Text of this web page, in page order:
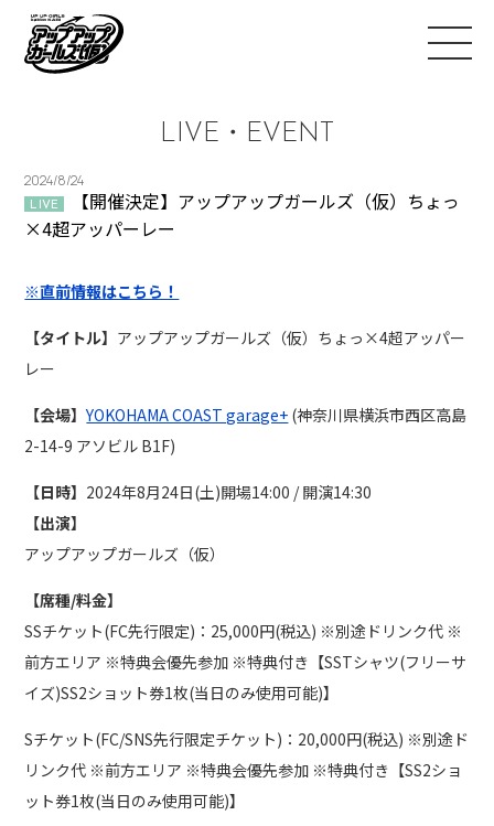
LIVE・EVENT
2024/8/24
LIVE
【開催決定】アップアップガールズ（仮）ちょっ
×4超アッパーレー
※直前情報はこちら！
【タイトル】 アップアップガールズ（仮）ちょっ×4超アッパー
レー
【会場】YOKOHAMA COAST garage+ (神奈川県横浜市西区高島
2-14-9 アソビル B1F)
【日時】 2024年8月24日(土)開場14:00 / 開演14:30
【出演】
アップアップガールズ（仮）
【席種/料金】
SSチケット(FC先行限定)：25,000円(税込) ※別途ドリンク代 ※
前方エリア ※特典会優先参加 ※特典付き【SSTシャツ(フリーサ
イズ)SS2ショット券1枚(当日のみ使用可能)】
Sチケット(FC/SNS先行限定チケット)：20,000円(税込) ※別途ド
リンク代 ※前方エリア ※特典会優先参加 ※特典付き【SS2ショ
ット券1枚(当日のみ使用可能)】